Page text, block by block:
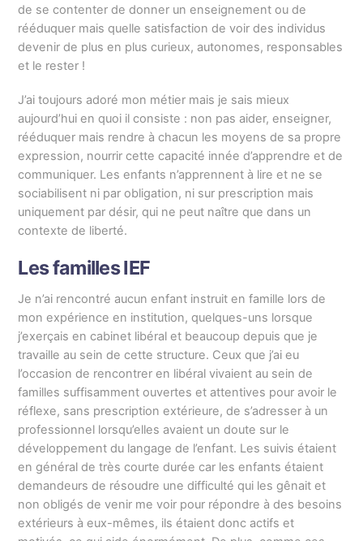
de se contenter de donner un enseignement ou de
rééduquer mais quelle satisfaction de voir des individus
devenir de plus en plus curieux, autonomes, responsables
et le rester !
J’ai toujours adoré mon métier mais je sais mieux
aujourd’hui en quoi il consiste : non pas aider, enseigner,
rééduquer mais rendre à chacun les moyens de sa propre
expression, nourrir cette capacité innée d’apprendre et de
communiquer. Les enfants n’apprennent à lire et ne se
sociabilisent ni par obligation, ni sur prescription mais
uniquement par désir, qui ne peut naître que dans un
contexte de liberté.
Les familles IEF
Je n’ai rencontré aucun enfant instruit en famille lors de
mon expérience en institution, quelques-uns lorsque
j’exerçais en cabinet libéral et beaucoup depuis que je
travaille au sein de cette structure. Ceux que j’ai eu
l’occasion de rencontrer en libéral vivaient au sein de
familles suffisamment ouvertes et attentives pour avoir le
réflexe, sans prescription extérieure, de s’adresser à un
professionnel lorsqu’elles avaient un doute sur le
développement du langage de l’enfant. Les suivis étaient
en général de très courte durée car les enfants étaient
demandeurs de résoudre une difficulté qui les gênait et
non obligés de venir me voir pour répondre à des besoins
extérieurs à eux-mêmes, ils étaient donc actifs et